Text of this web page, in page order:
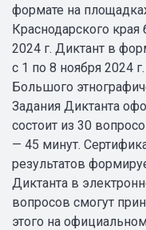
формате на
Краснодарского края
2024 г. Диктант в
с 1 по 8 ноября 2024
Большого
Задания Диктанта
состоит из 30
— 45 минут.
результатов
Диктанта в
вопросов смогут
этого на